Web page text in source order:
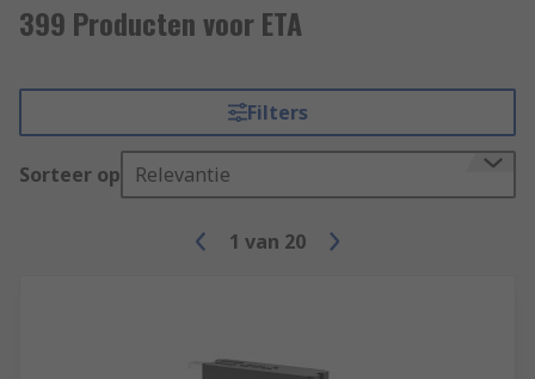
399 Producten voor ETA
Filters
Sorteer op Relevantie
1 van 20